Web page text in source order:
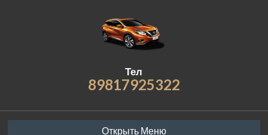
Тел
89817925322
Открыть Меню